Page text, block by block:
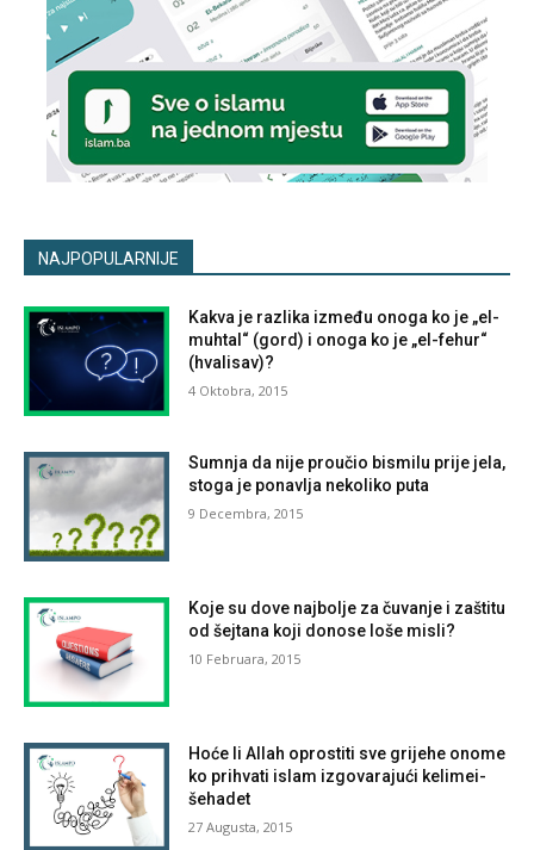
NAJPOPULARNIJE
Kakva je razlika između onoga ko je „el-
muhtal“ (gord) i onoga ko je „el-fehur“
(hvalisav)?
4 Oktobra, 2015
Sumnja da nije proučio bismilu prije jela,
stoga je ponavlja nekoliko puta
9 Decembra, 2015
Koje su dove najbolje za čuvanje i zaštitu
od šejtana koji donose loše misli?
10 Februara, 2015
Hoće li Allah oprostiti sve grijehe onome
ko prihvati islam izgovarajući kelimei-
šehadet
27 Augusta, 2015